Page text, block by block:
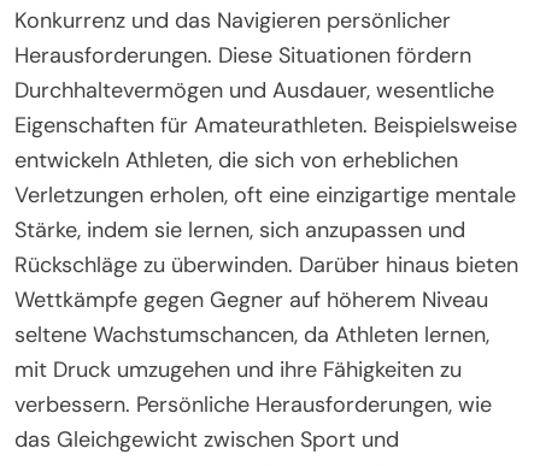
entscheidend ist.
Welche ungewöhnlichen Erfahrungen prägen
die Resilienz eines Athleten?
Ungewöhnliche Erfahrungen, die die Resilienz eines
Athleten prägen, umfassen die Überwindung von
Verletzungen, das Konfrontieren intensiver
Konkurrenz und das Navigieren persönlicher
Herausforderungen. Diese Situationen fördern
Durchhaltevermögen und Ausdauer, wesentliche
Eigenschaften für Amateurathleten. Beispielsweise
entwickeln Athleten, die sich von erheblichen
Verletzungen erholen, oft eine einzigartige mentale